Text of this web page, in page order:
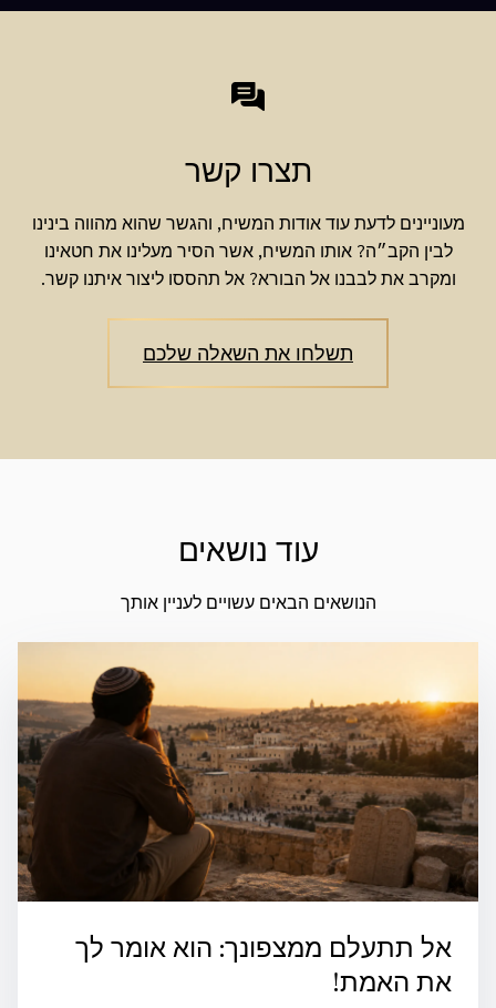
תצרו קשר
מעוניינים לדעת עוד אודות המשיח, והגשר שהוא מהווה בינינו
לבין הקב״ה? אותו המשיח, אשר הסיר מעלינו את חטאינו
ומקרב את לבבנו אל הבורא? אל תהססו ליצור איתנו קשר.
תשלחו את השאלה שלכם
עוד נושאים
הנושאים הבאים עשויים לעניין אותך
אל תתעלם ממצפונך: הוא אומר לך
את האמת!